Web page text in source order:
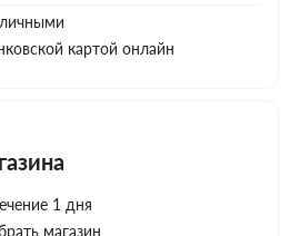
картой онлайн
1 дня
магазин